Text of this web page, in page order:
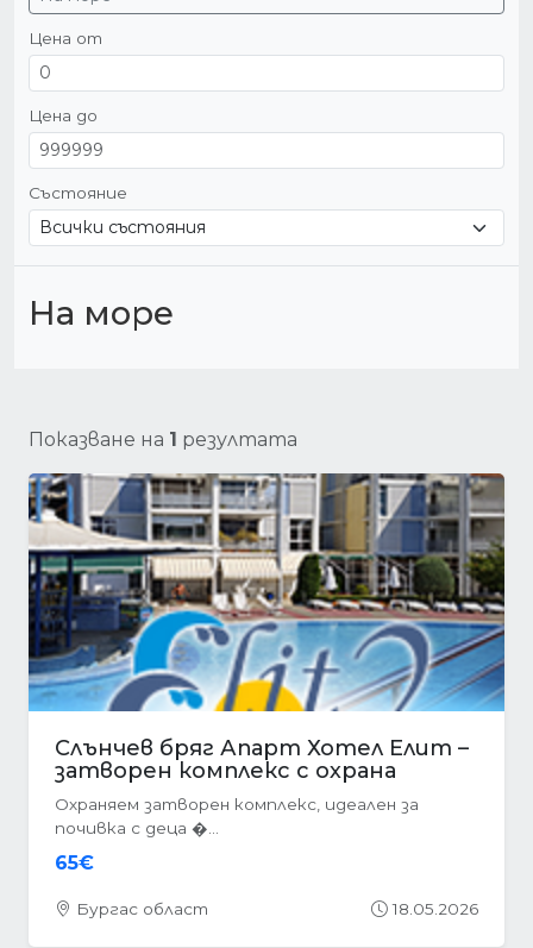
Цена от
Цена до
Състояние
На море
Показване на 1 резултата
Слънчев бряг Апарт Хотел Елит –
затворен комплекс с охрана
Охраняем затворен комплекс, идеален за
почивка с деца �...
65€
Бургас област 18.05.2026